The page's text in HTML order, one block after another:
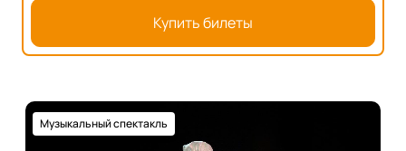
Купить билеты
Музыкальный спектакль